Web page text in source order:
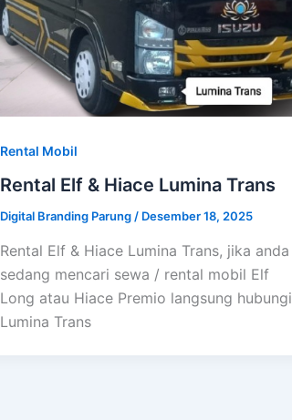
Rental Mobil
Rental Elf & Hiace Lumina Trans
Digital Branding Parung/ Desember 18, 2025
Rental Elf & Hiace Lumina Trans, jika anda
sedang mencari sewa / rental mobil Elf
Long atau Hiace Premio langsung hubungi
Lumina Trans